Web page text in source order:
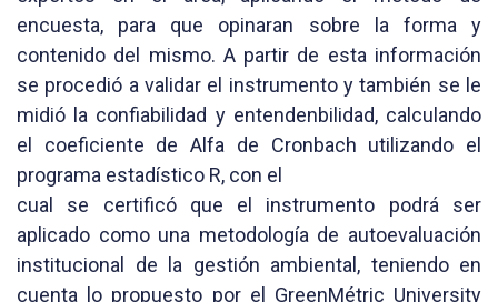
encuesta, para que opinaran sobre la forma y
contenido del mismo. A partir de esta información
se procedió a validar el instrumento y también se le
midió la confiabilidad y entendenbilidad, calculando
el coeficiente de Alfa de Cronbach utilizando el
programa estadístico R, con el
cual se certificó que el instrumento podrá ser
aplicado como una metodología de autoevaluación
institucional de la gestión ambiental, teniendo en
cuenta lo propuesto por el GreenMétric University